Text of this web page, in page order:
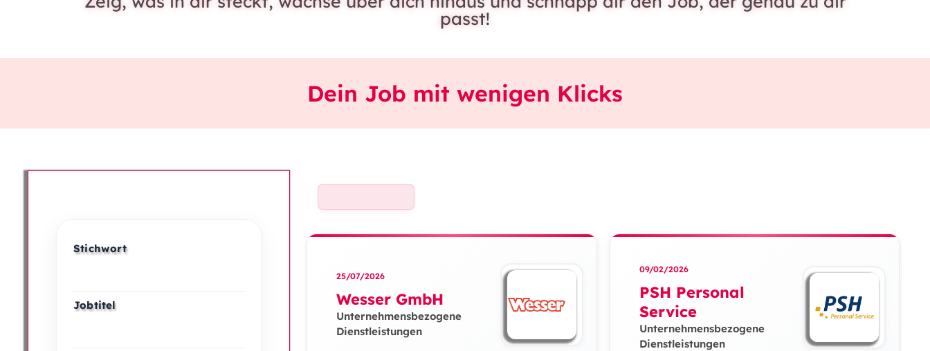
passt!
Dein Job mit wenigen Klicks
Stichwort
Jobtitel
25/07/2026
Wesser GmbH
Unternehmensbezogene
Dienstleistungen
09/02/2026
PSH Personal
Service
Unternehmensbezogene
Dienstleistungen